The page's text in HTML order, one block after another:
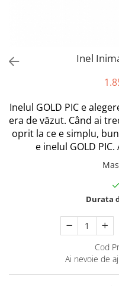
Inel
Inelul GOLD PIC e
era de văzut. Când ai
oprit la ce e simplu,
e inelul GOLD
Durata
Cod
Ai nevoie de